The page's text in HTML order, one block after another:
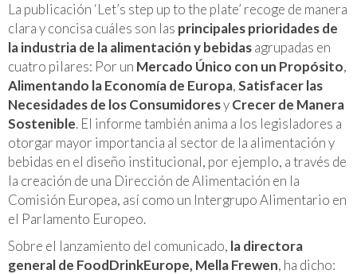
La publicación ‘Let’s step up to the plate’ recoge de manera
clara y concisa cuáles son las principales prioridades de
la industria de la alimentación y bebidasagrupadas en
cuatro pilares: Por un Mercado Único con un Propósito,
Alimentando la Economía de Europa,Satisfacer las
Necesidades de los ConsumidoresyCrecer de Manera
Sostenible. El informe también anima a los legisladores a
otorgar mayor importancia al sector de la alimentación y
bebidas en el diseño institucional, por ejemplo, a través de
la creación de una Dirección de Alimentación en la
Comisión Europea, así como un Intergrupo Alimentario en
el Parlamento Europeo.
Sobre el lanzamiento del comunicado, la directora
general de FoodDrinkEurope, Mella Frewen, ha dicho: